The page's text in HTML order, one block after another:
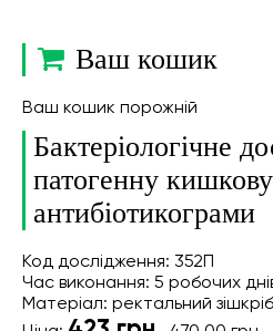
Ваш кошик
Ваш кошик порожній
Бактеріологічне
патогенну
антибіотикограми
Код дослідження: 352П
Час виконання: 5 робочих
Матеріал: ректальний зішкріб